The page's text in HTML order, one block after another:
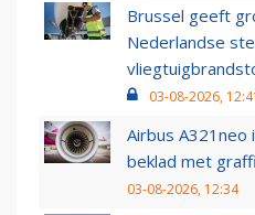
Brussel geeft
Nederlandse
03-08-2026,
Airbus A321neo
beklad met
03-08-2026, 12:34